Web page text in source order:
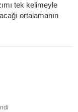
tek kelimeyle
ortalamanın